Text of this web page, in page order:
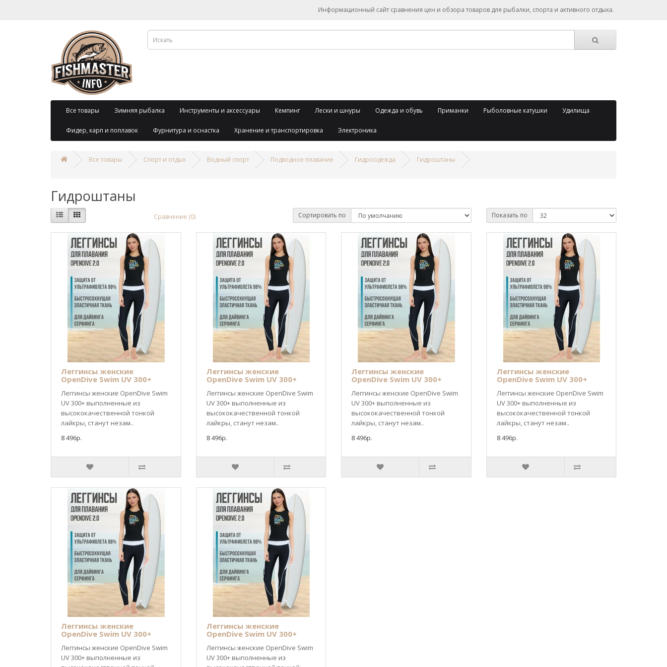
Информационный сайт сравнения цен и обзора товаров для рыбалки, спорта и активного отдыха.
Все товары Зимняя рыбалка Инструменты и аксессуары Кемпинг Лески и шнуры Одежда и обувь Приманки Рыболовные катушки Удилища
Фидер, карп и поплавок Фурнитура и оснастка Хранение и транспортировка Электроника
Все товары Спорт и отдых Водный спорт Подводное плавание Гидроодежда Гидроштаны
Гидроштаны
Сравнение (0) Сортировать по Показать по
Леггинсы женские
OpenDive Swim UV 300+
Леггинсы женские OpenDive Swim
UV 300+ выполненные из
высококачественной тонкой
лайкры, станут незам..
8 496р.
Леггинсы женские
OpenDive Swim UV 300+
Леггинсы женские OpenDive Swim
UV 300+ выполненные из
высококачественной тонкой
лайкры, станут незам..
8 496р.
Леггинсы женские
OpenDive Swim UV 300+
Леггинсы женские OpenDive Swim
UV 300+ выполненные из
высококачественной тонкой
лайкры, станут незам..
8 496р.
Леггинсы женские
OpenDive Swim UV 300+
Леггинсы женские OpenDive Swim
UV 300+ выполненные из
высококачественной тонкой
лайкры, станут незам..
8 496р.
Леггинсы женские
OpenDive Swim UV 300+
Леггинсы женские OpenDive Swim
UV 300+ выполненные из
Леггинсы женские
OpenDive Swim UV 300+
Леггинсы женские OpenDive Swim
UV 300+ выполненные из